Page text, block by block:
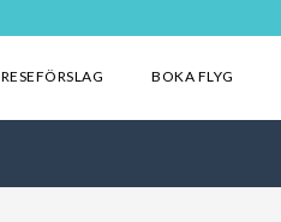
RESEFÖRSLAG BOKA FLYG